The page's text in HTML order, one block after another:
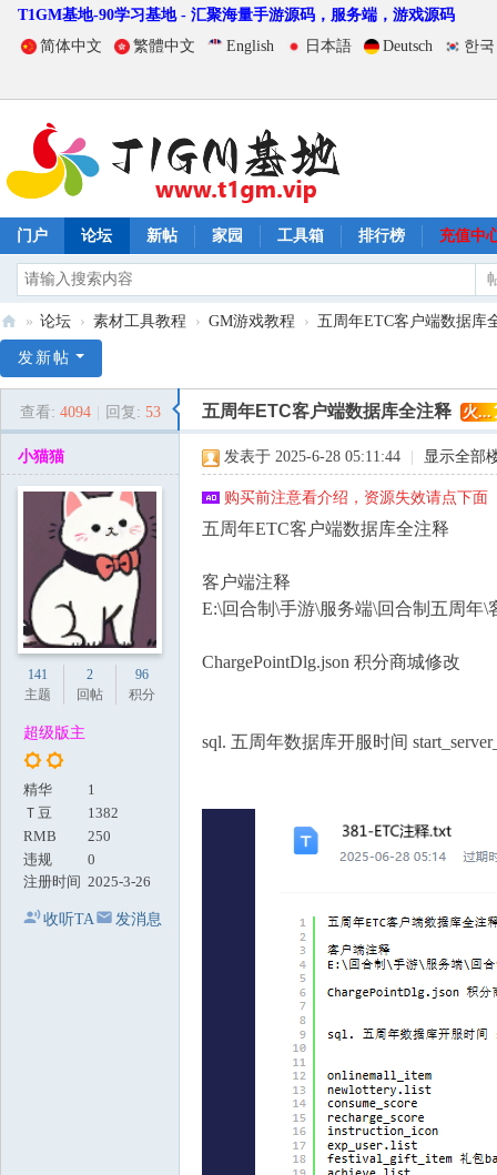
T1GM基地-90学习基地 - 汇聚海量手游源码，服务端，游戏源码
简体中文
繁體中文 English 日本語 Deutsch 한
门户 论坛 新帖 家园 工具箱 排行榜 充值中
1
» 论坛 › 素材工具教程 › GM游戏教程 › 五周年ETC客户端数据库
发新帖
查看: 4094 回复: 53 五周年ETC客户端数据库全注释 火...
小猫猫
141
主题
2
回帖
96
积分
超级版主
精华
1
Ｔ豆
1382
RMB
250
违规
0
注册时间 2025-3-26
收听TA 发消息
发表于 2025-6-28 05:11:44 显示全部
购买前注意看介绍，资源失效请点下
五周年ETC客户端数据库全注释
客户端注释
E:\回合制\手游\服务端\回合制五周年\
ChargePointDlg.json 积分商城修改
sql. 五周年数据库开服时间